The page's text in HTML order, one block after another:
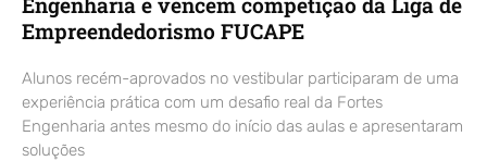
Empreendedorismo FUCAPE
Alunos recém-aprovados no vestibular participaram de uma
experiência prática com um desafio real da Fortes
Engenharia antes mesmo do início das aulas e apresentaram
soluções